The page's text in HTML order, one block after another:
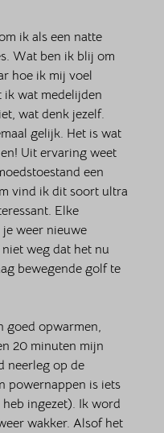
ik als een natte
Wat ben ik blij om
hoe ik mij voel
ik wat medelijden
wat denk jezelf.
gelijk. Het is wat
Uit ervaring weet
een
vind ik dit soort ultra
Elke
weer nieuwe
weg dat het nu
bewegende golf te
goed opwarmen,
20 minuten mijn
neerleg op de
powernappen is iets
ingezet). Ik word
wakker. Alsof het